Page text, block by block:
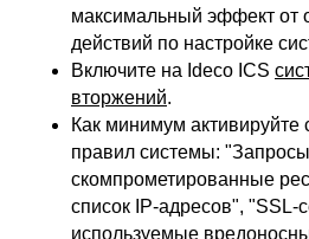
максимальный эффект от
действий по настройке
Включите на Ideco ICS
вторжений.
Как минимум
правил системы:
скомпрометированные
список IP-адресов", "SSL-
используемые